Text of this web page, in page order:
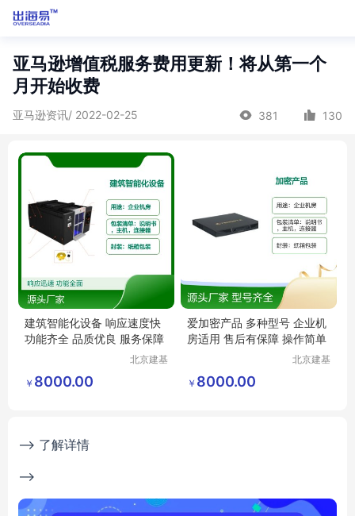
亚马逊增值税服务费用更新！将从第一个
月开始收费
亚马逊资讯/ 2022-02-25 381 130
建筑智能化设备 响应速度快
功能齐全 品质优良 服务保障
北京建基
￥ 8000.00
爱加密产品 多种型号 企业机
房适用 售后有保障 操作简单
北京建基
￥ 8000.00
--> 了解详情
-->